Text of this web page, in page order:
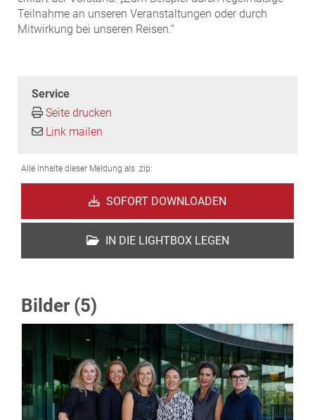
Teilnahme an unseren Veranstaltungen oder durch
Mitwirkung bei unseren Reisen.“
Service
Seite drucken
Link mailen
Alle Inhalte dieser Meldung als .zip:
SOFORT DOWNLOADEN
IN DIE LIGHTBOX LEGEN
Bilder (5)